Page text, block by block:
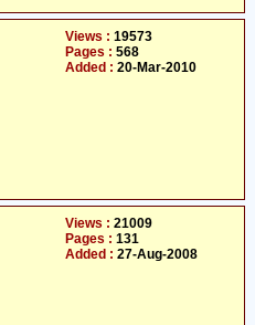
Views : 19573
Pages : 568
Added : 20-Mar-2010
Views : 21009
Pages : 131
Added : 27-Aug-2008